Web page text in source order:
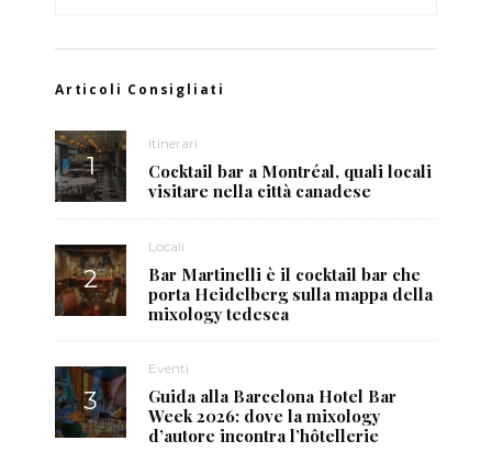
Articoli Consigliati
Itinerari
Cocktail bar a Montréal, quali locali
visitare nella città canadese
Locali
Bar Martinelli è il cocktail bar che
porta Heidelberg sulla mappa della
mixology tedesca
Eventi
Guida alla Barcelona Hotel Bar
Week 2026: dove la mixology
d’autore incontra l’hôtellerie